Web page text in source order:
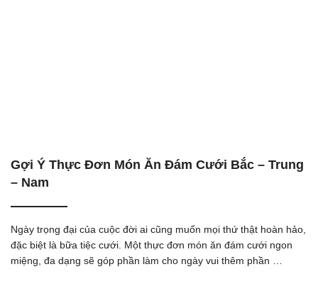
Gợi Ý Thực Đơn Món Ăn Đám Cưới Bắc – Trung
– Nam
Ngày trọng đại của cuộc đời ai cũng muốn mọi thứ thật hoàn hảo,
đặc biệt là bữa tiệc cưới. Một thực đơn món ăn đám cưới ngon
miệng, đa dạng sẽ góp phần làm cho ngày vui thêm phần …